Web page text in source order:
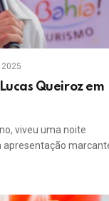
Queiroz em
viveu uma noite
apresentação